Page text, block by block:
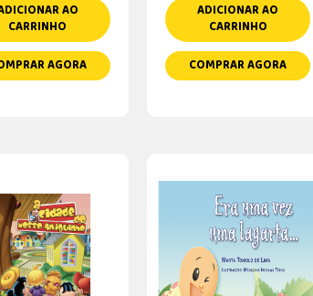
AO
CARRINHO
AGORA
ADICIONAR AO
CARRINHO
COMPRAR AGORA